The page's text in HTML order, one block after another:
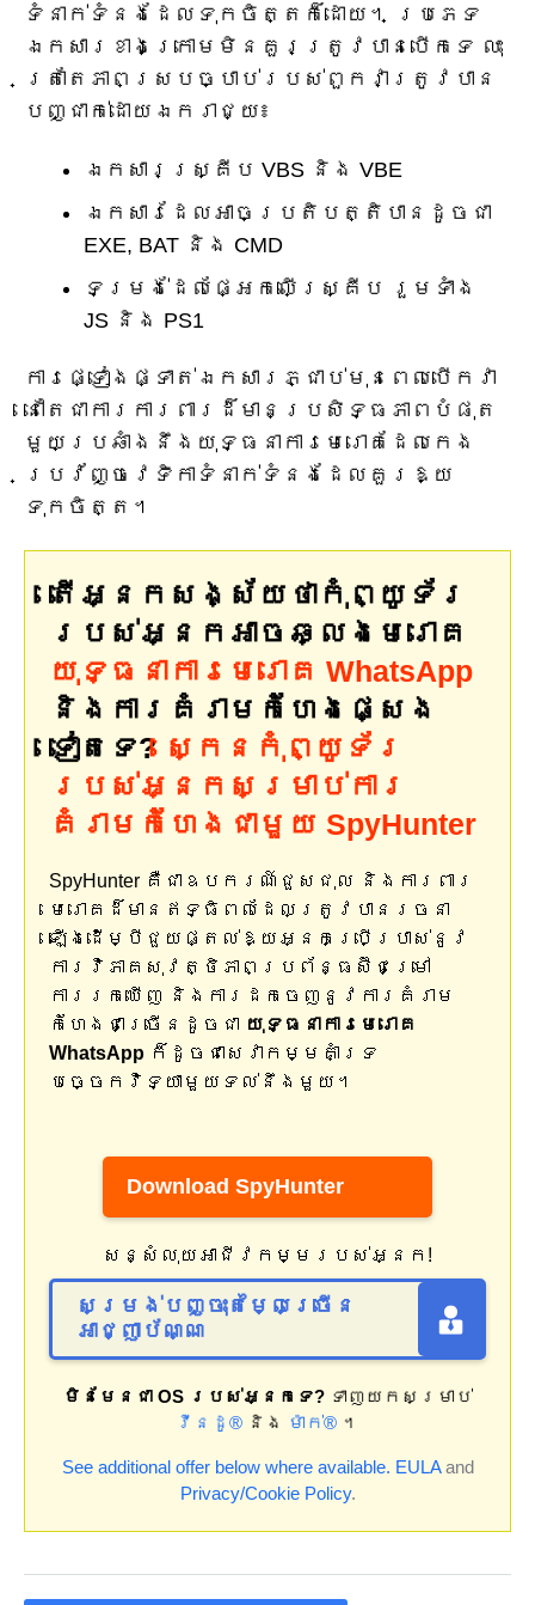
ទំនាក់ទំនងដែលទុកចិត្តក៏ដោយ។ ប្រភេទ
ឯកសារខាងក្រោមមិនគួរត្រូវបានបើកទេ លុះ
ត្រាតែភាពស្របច្បាប់របស់ពួកវាត្រូវបាន
បញ្ជាក់ដោយឯករាជ្យ៖
ឯកសារស្គ្រីប VBS និង VBE
ឯកសារដែលអាចប្រតិបត្តិបានដូចជា
EXE, BAT និង CMD
ទម្រង់​ដែល​ផ្អែក​លើ​ស្គ្រីប រួម​ទាំង
JS និង PS1
ការផ្ទៀងផ្ទាត់ឯកសារភ្ជាប់មុនពេលបើកវា
នៅតែជាការការពារដ៏មានប្រសិទ្ធភាពបំផុត
មួយប្រឆាំងនឹងយុទ្ធនាការមេរោគដែលកេង
ប្រវ័ញ្ចវេទិកាទំនាក់ទំនងដែលគួរឱ្យ
ទុកចិត្ត។
តើអ្នកសង្ស័យថាកុំព្យូទ័រ
របស់អ្នកអាចឆ្លងមេរោគ
យុទ្ធនាការមេរោគ WhatsApp
និងការគំរាមកំហែងផ្សេង
ទៀតទេ? ស្កេនកុំព្យូទ័រ
របស់អ្នកសម្រាប់ការ
គំរាមកំហែងជាមួយ SpyHunter
SpyHunter គឺជាឧបករណ៍ជួសជុល និងការពារ
មេរោគដ៏មានឥទ្ធិពលដែលត្រូវបានរចនា
ឡើងដើម្បីជួយផ្តល់ឱ្យអ្នកប្រើប្រាស់នូវ
ការវិភាគសុវត្ថិភាពប្រព័ន្ធស៊ីជម្រៅ
ការរកឃើញ និងការដកចេញនូវការគំរាម
កំហែងជាច្រើនដូចជា យុទ្ធនាការមេរោគ
WhatsApp ក៏ដូចជាសេវាកម្មគាំទ្រ
បច្ចេកវិទ្យាមួយទល់នឹងមួយ។
Download SpyHunter
សន្សំលុយអាជីវកម្មរបស់អ្នក!
សម្រង់បញ្ចុះតម្លៃច្រើន
អាជ្ញាប័ណ្ណ
មិនមែនជា OS របស់អ្នកទេ?ទាញយកសម្រាប់
វីនដូ® និង ម៉ាក់® ។
See additional offer below where available. EULAand
Privacy/Cookie Policy.